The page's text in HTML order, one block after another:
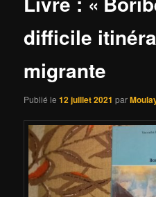
difficile
migrante
Publié le12 juillet 2021 par